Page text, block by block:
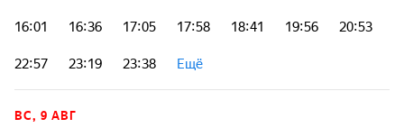
16:01 16:36 17:05 17:58 18:41 19:56 20:53
22:57 23:19 23:38 Ещё
ВС, 9 АВГ